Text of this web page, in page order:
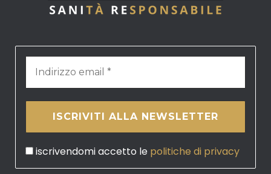
iscrivendomi accetto le politiche di privacy